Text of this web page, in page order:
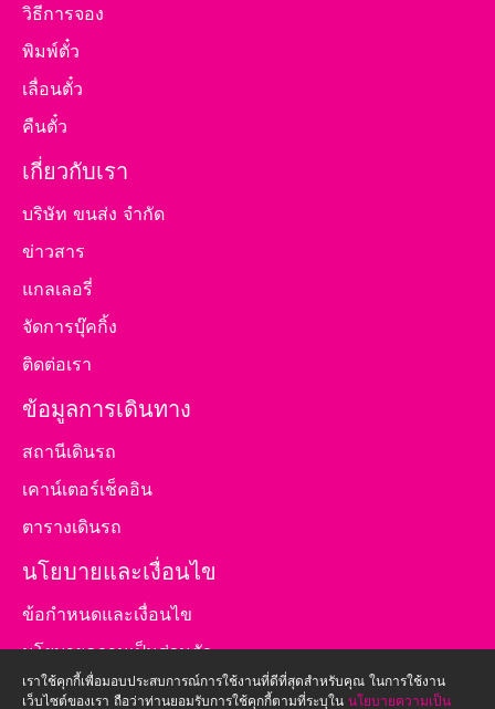
เราใช้คุกกี้เพื่อมอบประสบการณ์การใช้งานที่ดีที่สุดสำหรับคุณ ในการใช้งาน
เว็บไซต์ของเรา ถือว่าท่านยอมรับการใช้คุกกี้ตามที่ระบุใน นโยบายความเป็น
วิธีการจอง
พิมพ์ตั๋ว
เลื่อนตั๋ว
คืนตั๋ว
เกี่ยวกับเรา
บริษัท ขนส่ง จำกัด
ข่าวสาร
แกลเลอรี่
จัดการบุ๊คกิ้ง
ติดต่อเรา
ข้อมูลการเดินทาง
สถานีเดินรถ
เคาน์เตอร์เช็คอิน
ตารางเดินรถ
นโยบายและเงื่อนไข
ข้อกำหนดและเงื่อนไข
นโยบายความเป็นส่วนตัว
นโยบายการใช้คุกกี้